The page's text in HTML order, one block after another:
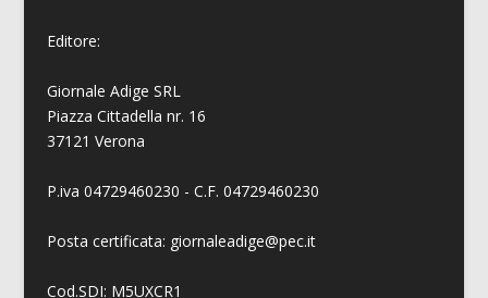
Editore:
Giornale Adige SRL
Piazza Cittadella nr. 16
37121 Verona
P.iva 04729460230 - C.F. 04729460230
Posta certificata: giornaleadige@pec.it
Cod.SDI: M5UXCR1